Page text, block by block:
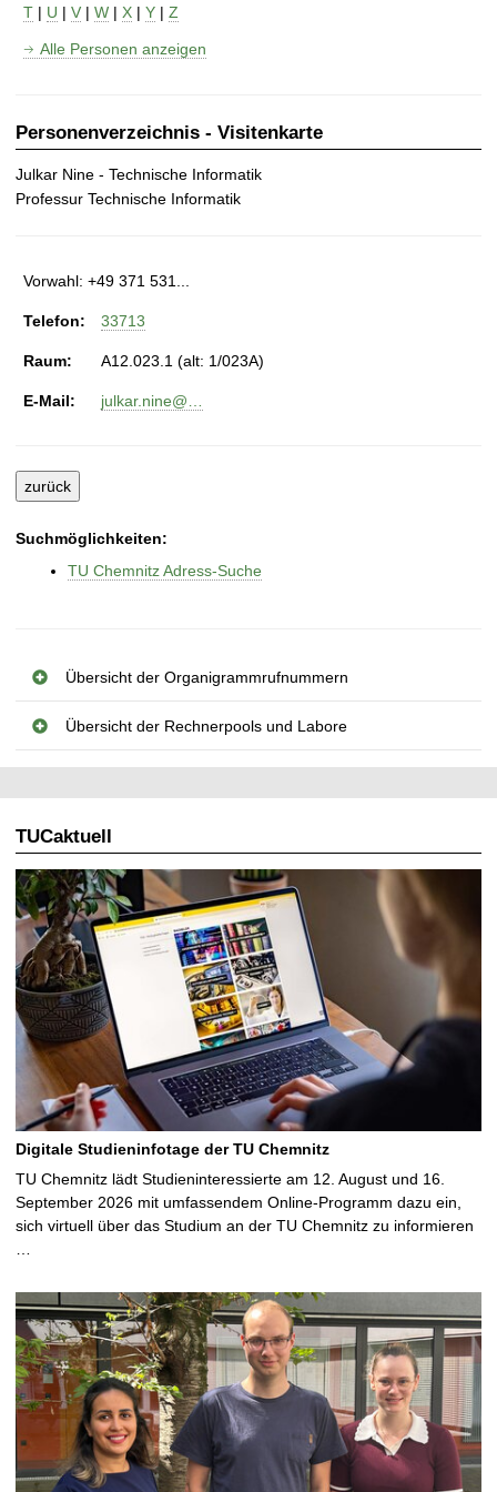
T | U | V | W | X | Y | Z
Alle Personen anzeigen
Personenverzeichnis - Visitenkarte
Julkar Nine - Technische Informatik
Professur Technische Informatik
Vorwahl: +49 371 531...
Telefon: 33713
Raum: A12.023.1 (alt: 1/023A)
E-Mail: julkar.nine@…
zurück
Suchmöglichkeiten:
TU Chemnitz Adress-Suche
Übersicht der Organigrammrufnummern
Übersicht der Rechnerpools und Labore
TUCaktuell
Digitale Studieninfotage der TU Chemnitz
TU Chemnitz lädt Studieninteressierte am 12. August und 16.
September 2026 mit umfassendem Online-Programm dazu ein,
sich virtuell über das Studium an der TU Chemnitz zu informieren